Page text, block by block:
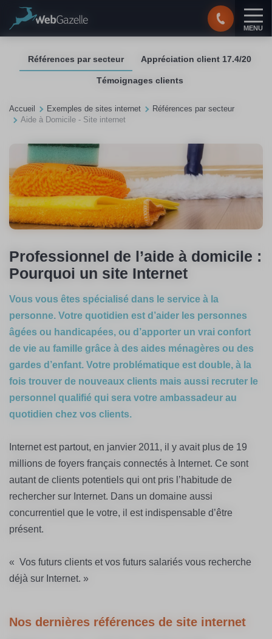
MENU
Références par secteur Appréciation client 17.4/20
Témoignages clients
Accueil Exemples de sites internet
Références par secteur
Aide à Domicile - Site internet
Professionnel de l’aide à domicile :
Pourquoi un site Internet
Vous vous êtes spécialisé dans le service à la
personne. Votre quotidien est d’aider les personnes
âgées ou handicapées, ou d’apporter un vrai confort
de vie au famille grâce à des aides ménagères ou des
gardes d’enfant. Votre problématique est double, à la
fois trouver de nouveaux clients mais aussi recruter le
personnel qualifié qui sera votre ambassadeur au
quotidien chez vos clients.
Internet est partout, en janvier 2011, il y avait plus de 19
millions de foyers français connectés à Internet. Ce sont
autant de clients potentiels qui ont pris l’habitude de
rechercher sur Internet. Dans un domaine aussi
concurrentiel que le votre, il est indispensable d’être
présent.
« Vos futurs clients et vos futurs salariés vous recherche
déjà sur Internet. »
Nos dernières références de site internet
Panneau de gestion des cookies